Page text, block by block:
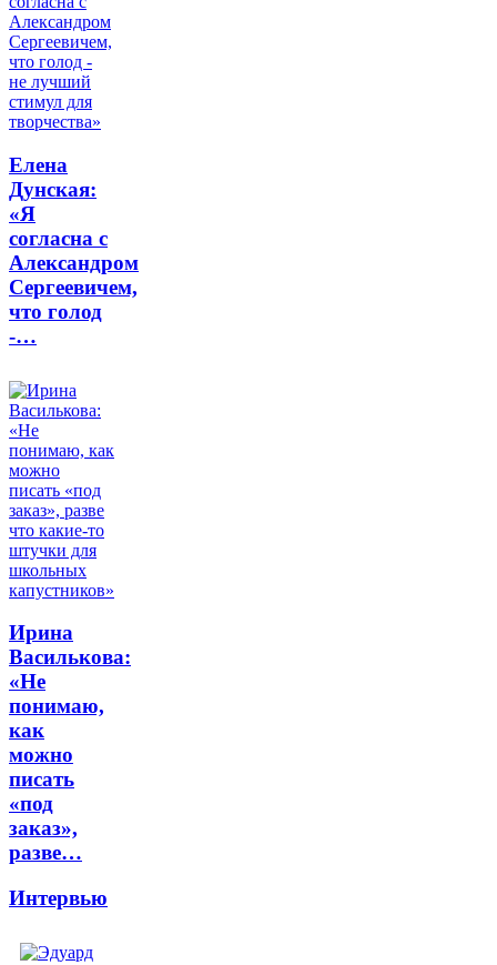
Елена
Дунская:
«Я
согласна с
Александром
Сергеевичем,
что голод
-…
Ирина
Василькова:
«Не
понимаю,
как
можно
писать
«под
заказ»,
разве…
Интервью